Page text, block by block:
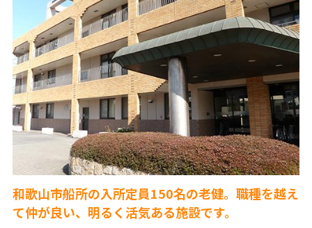
和歌山市船所の入所定員150名の老健。職種を越え
て仲が良い、明るく活気ある施設です。